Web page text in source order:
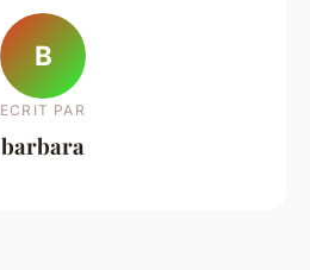
B
ECRIT PAR
barbara